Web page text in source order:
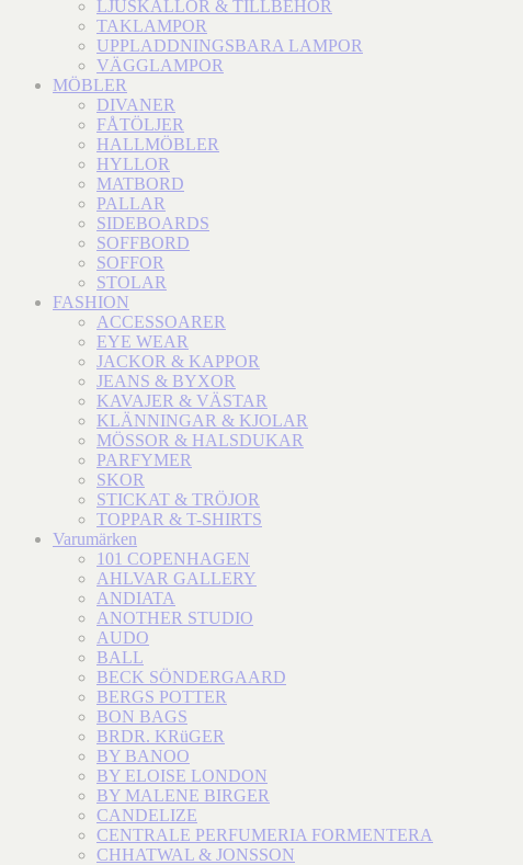
LJUSKÄLLOR & TILLBEHÖR
TAKLAMPOR
UPPLADDNINGSBARA LAMPOR
VÄGGLAMPOR
MÖBLER
DIVANER
FÅTÖLJER
HALLMÖBLER
HYLLOR
MATBORD
PALLAR
SIDEBOARDS
SOFFBORD
SOFFOR
STOLAR
FASHION
ACCESSOARER
EYE WEAR
JACKOR & KAPPOR
JEANS & BYXOR
KAVAJER & VÄSTAR
KLÄNNINGAR & KJOLAR
MÖSSOR & HALSDUKAR
PARFYMER
SKOR
STICKAT & TRÖJOR
TOPPAR & T-SHIRTS
Varumärken
101 COPENHAGEN
AHLVAR GALLERY
ANDIATA
ANOTHER STUDIO
AUDO
BALL
BECK SÖNDERGAARD
BERGS POTTER
BON BAGS
BRDR. KRüGER
BY BANOO
BY ELOISE LONDON
BY MALENE BIRGER
CANDELIZE
CENTRALE PERFUMERIA FORMENTERA
CHHATWAL & JONSSON